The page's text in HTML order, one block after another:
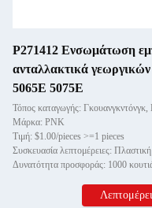
Ρ271412 Ενσωμάτωση
ανταλλακτικά
5065E 5075E
Τόπος καταγωγής: Γκουανγκντόνγκ,
Μάρκα: PNK
Τιμή: $1.00/pieces >=1 pieces
Δυνατότητα προσφοράς: 1000